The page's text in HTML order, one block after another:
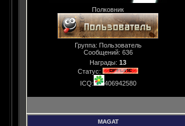
Полковник
Группа: Пользователь
Сообщений: 636
Награды: 13
Статус:
ICQ:
406942580
MAGAT